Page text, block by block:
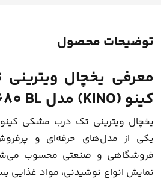
توضیحات محصول
معرفی یخچال
کینو (KINO) مدل KR680 BL
یکی از مدل‌های حرفه‌ای و
فروشگاهی و صنعتی محسوب
نمایش انواع نوشیدنی، مواد